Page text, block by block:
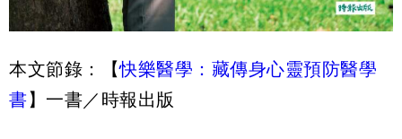
本文節錄：【快樂醫學：藏傳身心靈預防醫學
書】一書／時報出版